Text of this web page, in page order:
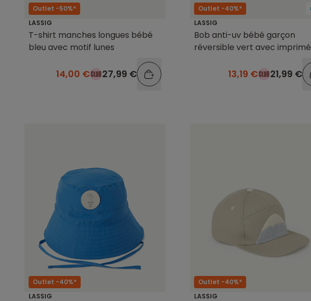
Outlet -50%*
LASSIG
T-shirt manches longues bébé
bleu avec motif lunes
14,00 € 27,99 €
Outlet -40%*
LASSIG
Bob anti-uv bébé garçon
réversible vert avec imprimé
13,19 € 21,99 €
Outlet -40%*
LASSIG
Outlet -40%*
LASSIG